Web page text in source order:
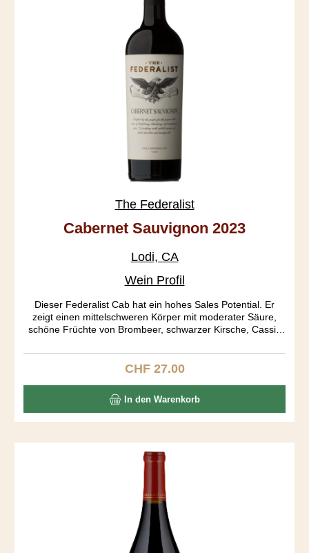
The Federalist
Cabernet Sauvignon 2023
Lodi, CA
Wein Profil
Dieser Federalist Cab hat ein hohes Sales Potential. Er
zeigt einen mittelschweren Körper mit moderater Säure,
schöne Früchte von Brombeer, schwarzer Kirsche, Cassis
in amerikanischen und französichen Barriquen während 15
Monaten statt.
Regulärer Preis:
CHF 27.00
In den Warenkorb